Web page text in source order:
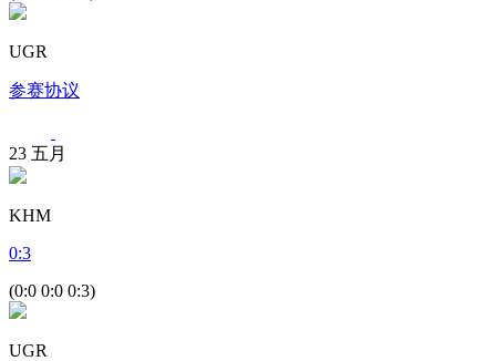
UGR
参赛协议
23 五月
KHM
0:3
(0:0 0:0 0:3)
UGR